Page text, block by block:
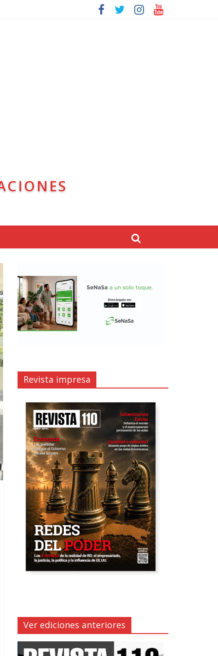
Revista impresa
Ver ediciones anteriores